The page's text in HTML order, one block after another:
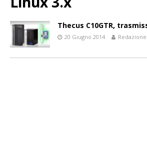
Thecus C10GTR,
20 Giugno 2014 Redazione